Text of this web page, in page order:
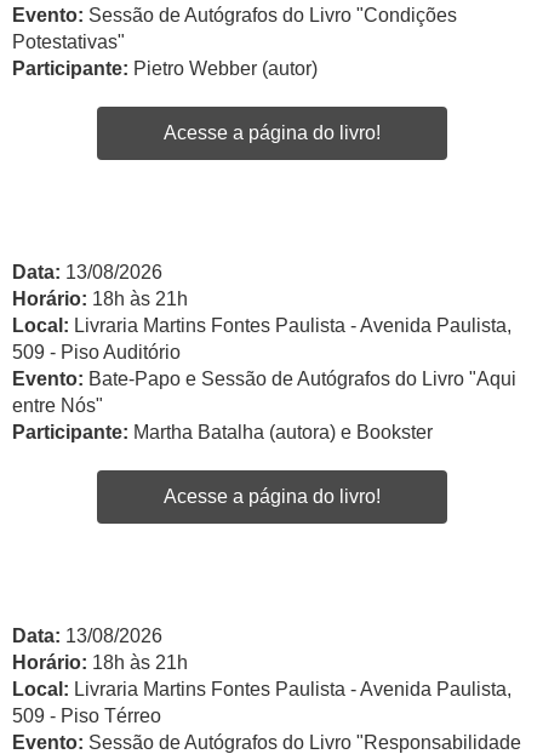
Evento: Sessão de Autógrafos do Livro "Condições
Potestativas"
Participante: Pietro Webber (autor)
Acesse a página do livro!
Data: 13/08/2026
Horário: 18h às 21h
Local: Livraria Martins Fontes Paulista - Avenida Paulista,
509 - Piso Auditório
Evento: Bate-Papo e Sessão de Autógrafos do Livro "Aqui
entre Nós"
Participante: Martha Batalha (autora) e Bookster
Acesse a página do livro!
Data: 13/08/2026
Horário: 18h às 21h
Local: Livraria Martins Fontes Paulista - Avenida Paulista,
509 - Piso Térreo
Evento: Sessão de Autógrafos do Livro "Responsabilidade